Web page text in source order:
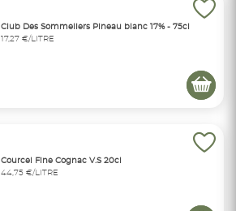
Club Des Sommeliers Pineau blanc 17% - 75cl
17,27 €/LITRE
Courcel Fine Cognac V.S 20cl
44,75 €/LITRE